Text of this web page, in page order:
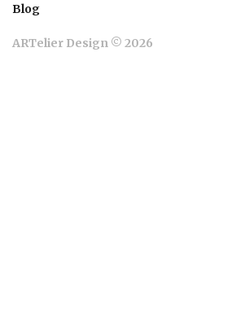
Blog
ARTelier Design © 2026